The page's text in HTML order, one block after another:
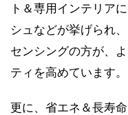
ト＆専用インテリア
シュなどが挙げられ
センシングの方が、
ティを高めています。
更に、省エネ＆長寿